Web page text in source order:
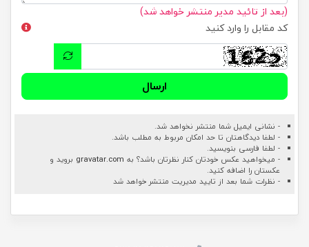
(بعد از تائید مدیر منتشر خواهد شد)
کد مقابل را وارد کنید
ارسال
- نشانی ایمیل شما منتشر نخواهد شد.
- لطفا دیدگاهتان تا حد امکان مربوط به مطلب باشد.
- لطفا فارسی بنویسید.
- میخواهید عکس خودتان کنار نظرتان باشد؟ به gravatar.com بروید و
عکستان را اضافه کنید.
- نظرات شما بعد از تایید مدیریت منتشر خواهد شد